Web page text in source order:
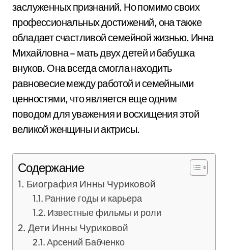
заслуженных признаний. Но помимо своих
профессиональных достижений, она также
обладает счастливой семейной жизнью. Инна
Михайловна – мать двух детей и бабушка
внуков. Она всегда смогла находить
равновесие между работой и семейными
ценностями, что является еще одним
поводом для уважения и восхищения этой
великой женщины и актрисы.
Содержание
Биография Инны Чуриковой
Ранние годы и карьера
Известные фильмы и роли
Дети Инны Чуриковой
Арсений Бабченко